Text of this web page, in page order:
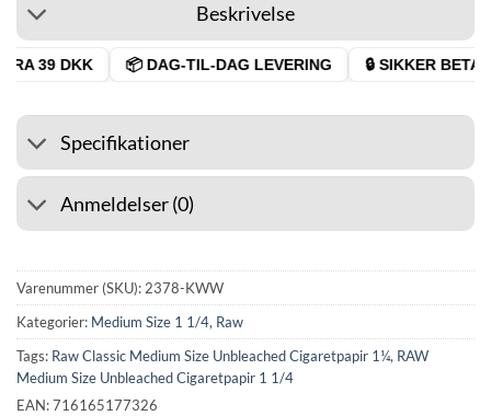
Beskrivelse
39 DKK 📦 DAG-TIL-DAG LEVERING 🔒 SIKKER
Specifikationer
Anmeldelser (0)
Varenummer (SKU):2378-KWW
Kategorier: Medium Size 1 1/4, Raw
Tags: Raw Classic Medium Size Unbleached Cigaretpapir 1¼, RAW
Medium Size Unbleached Cigaretpapir 1 1/4
EAN: 716165177326